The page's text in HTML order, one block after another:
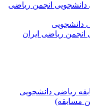
انجمن ریاضی
دانشجویی
انجمن ریاضی ایران
ریاضی دانشجویی
مسابقه)